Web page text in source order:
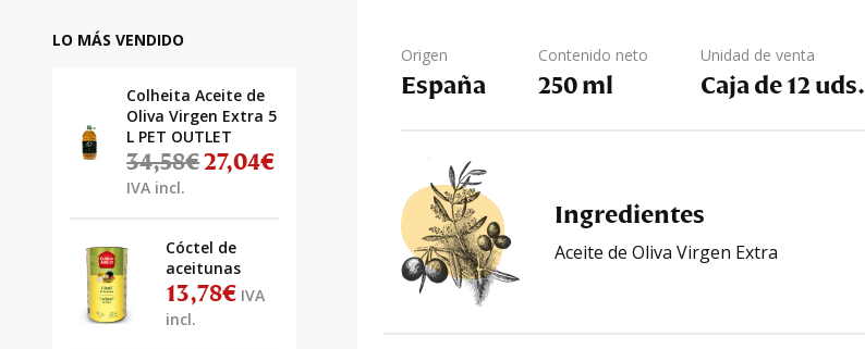
LO MÁS VENDIDO
Colheita Aceite de
Oliva Virgen Extra 5
L PET OUTLET
34,58€El precio original era: 34,58€.
27,04€El precio actual es: 27,04€.
IVA incl.
Cóctel de
aceitunas
13,78€ IVA
incl.
Origen
España
Contenido neto
250 ml
Unidad de venta
Caja de 12 uds.
Ingredientes
Aceite de Oliva Virgen Extra